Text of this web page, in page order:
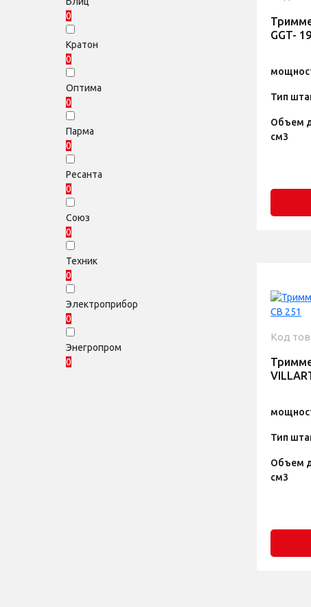
0
Кратон
0
Оптима
0
Парма
0
Ресанта
0
Союз
0
Техник
0
Электроприбор
0
Энегропром
0
GGT-
Тип
Объем
см3
Код
Тип
Объем
см3